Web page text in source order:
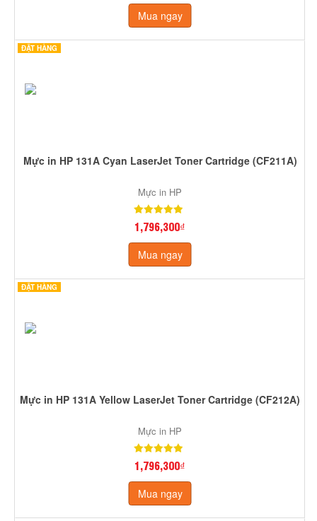
Mua ngay
ĐẶT HÀNG
Mực in HP 131A Cyan LaserJet Toner Cartridge (CF211A)
Mực in HP
1,796,300₫
Mua ngay
ĐẶT HÀNG
Mực in HP 131A Yellow LaserJet Toner Cartridge (CF212A)
Mực in HP
1,796,300₫
Mua ngay